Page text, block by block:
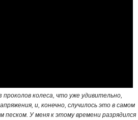
колеса, что уже удивительно,
и, конечно, случилось это в самом
песком. У меня к этому времени разрядился